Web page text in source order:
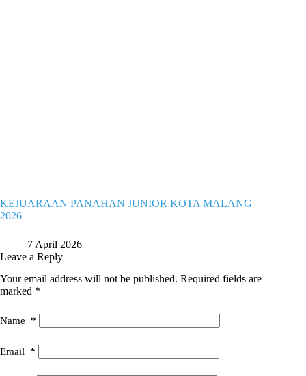
KEJUARAAN PANAHAN JUNIOR KOTA MALANG
2026
7 April 2026
Leave a Reply
Your email address will not be published. Required fields are
marked *
Name *
Email *